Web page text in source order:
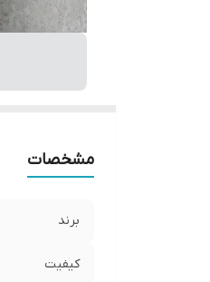
مشخصات
برند
کیفیت